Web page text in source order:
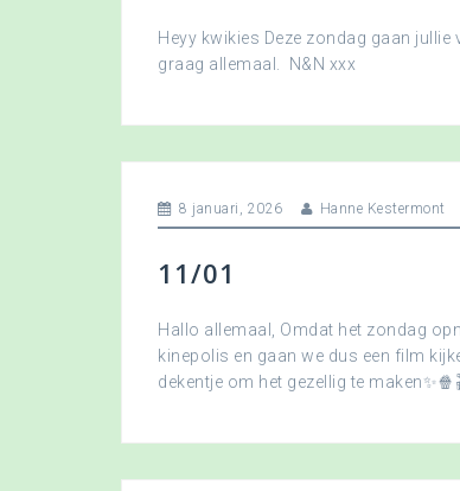
Heyy kwikies Deze zondag gaan jullie
graag allemaal. N&N xxx
8 januari, 2026 Hanne Kestermont
11/01
Hallo allemaal, Omdat het zondag
kinepolis en gaan we dus een film
dekentje om het gezellig te